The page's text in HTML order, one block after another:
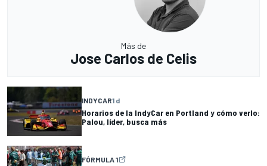
Más de
Jose Carlos de Celis
INDYCAR1 d
Horarios de la IndyCar en Portland y cómo verlo:
Palou, líder, busca más
FÓRMULA 1